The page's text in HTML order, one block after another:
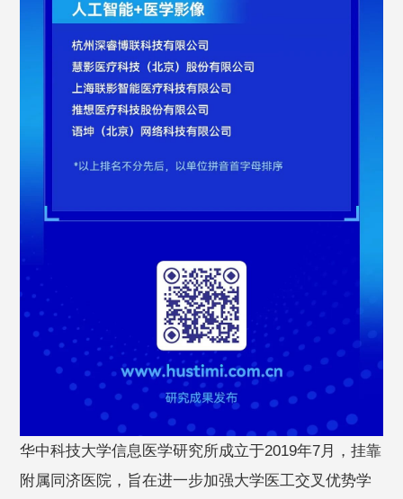
华中科技大学信息医学研究所成立于2019年7月，挂靠
附属同济医院，旨在进一步加强大学医工交叉优势学